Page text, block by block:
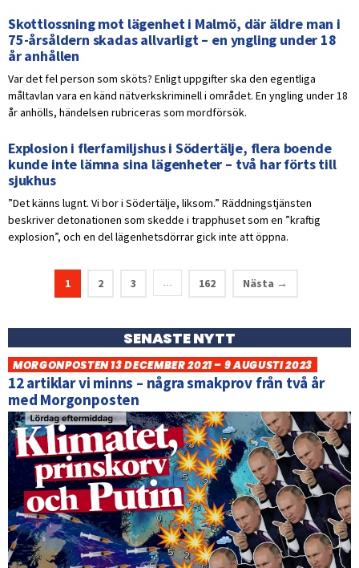
Skottlossning mot lägenhet i Malmö, där äldre man i
75-årsåldern skadas allvarligt – en yngling under 18
år anhållen
Var det fel person som sköts? Enligt uppgifter ska den egentliga
måltavlan vara en känd nätverkskriminell i området. En yngling under 18
år anhölls, händelsen rubriceras som mordförsök.
Explosion i flerfamiljshus i Södertälje, flera boende
kunde inte lämna sina lägenheter – två har förts till
sjukhus
”Det känns lugnt. Vi bor i Södertälje, liksom.” Räddningstjänsten
beskriver detonationen som skedde i trapphuset som en ”kraftig
explosion”, och en del lägenhetsdörrar gick inte att öppna.
1 2 3 … 162 Nästa →
SENASTE NYTT
MORGONPOSTEN 13 DECEMBER 2021 – 9 AUGUSTI 2023
12 artiklar vi minns – några smakprov från två år
med Morgonposten